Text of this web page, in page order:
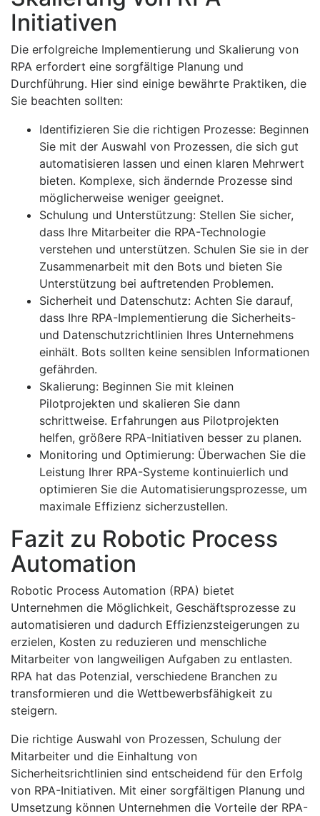
Initiativen
Die erfolgreiche Implementierung und Skalierung von
RPA erfordert eine sorgfältige Planung und
Durchführung. Hier sind einige bewährte Praktiken, die
Sie beachten sollten:
Identifizieren Sie die richtigen Prozesse: Beginnen
Sie mit der Auswahl von Prozessen, die sich gut
automatisieren lassen und einen klaren Mehrwert
bieten. Komplexe, sich ändernde Prozesse sind
möglicherweise weniger geeignet.
Schulung und Unterstützung: Stellen Sie sicher,
dass Ihre Mitarbeiter die RPA-Technologie
verstehen und unterstützen. Schulen Sie sie in der
Zusammenarbeit mit den Bots und bieten Sie
Unterstützung bei auftretenden Problemen.
Sicherheit und Datenschutz: Achten Sie darauf,
dass Ihre RPA-Implementierung die Sicherheits-
und Datenschutzrichtlinien Ihres Unternehmens
einhält. Bots sollten keine sensiblen Informationen
gefährden.
Skalierung: Beginnen Sie mit kleinen
Pilotprojekten und skalieren Sie dann
schrittweise. Erfahrungen aus Pilotprojekten
helfen, größere RPA-Initiativen besser zu planen.
Monitoring und Optimierung: Überwachen Sie die
Leistung Ihrer RPA-Systeme kontinuierlich und
optimieren Sie die Automatisierungsprozesse, um
maximale Effizienz sicherzustellen.
Fazit zu Robotic Process
Automation
Robotic Process Automation (RPA) bietet
Unternehmen die Möglichkeit, Geschäftsprozesse zu
automatisieren und dadurch Effizienzsteigerungen zu
erzielen, Kosten zu reduzieren und menschliche
Mitarbeiter von langweiligen Aufgaben zu entlasten.
RPA hat das Potenzial, verschiedene Branchen zu
transformieren und die Wettbewerbsfähigkeit zu
steigern.
Die richtige Auswahl von Prozessen, Schulung der
Mitarbeiter und die Einhaltung von
Sicherheitsrichtlinien sind entscheidend für den Erfolg
von RPA-Initiativen. Mit einer sorgfältigen Planung und
Umsetzung können Unternehmen die Vorteile der RPA-